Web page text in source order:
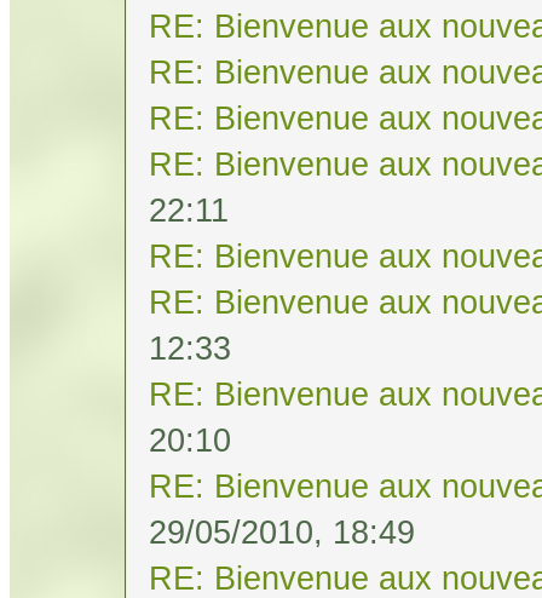
RE: Bienvenue aux
RE: Bienvenue aux
RE: Bienvenue aux
RE: Bienvenue aux
22:11
RE: Bienvenue aux
RE: Bienvenue aux
12:33
RE: Bienvenue aux
20:10
RE: Bienvenue aux
29/05/2010, 18:49
RE: Bienvenue aux